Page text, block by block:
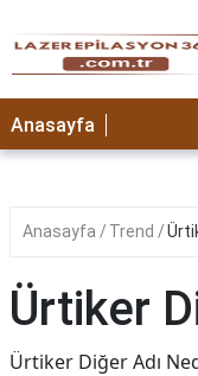
Anasayfa
Anasayfa Trend
Ürtiker
Ürtiker Diğer Adı